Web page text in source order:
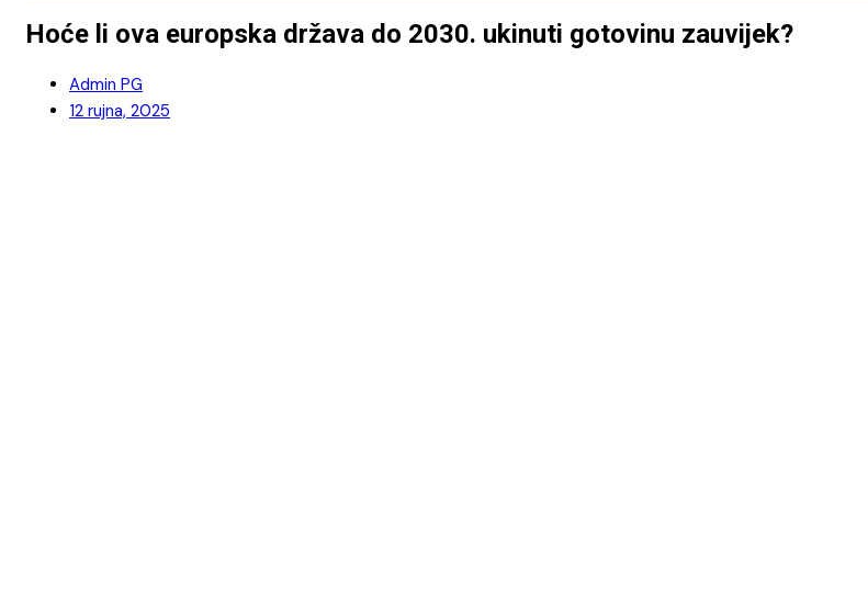
Hoće li ova europska država do 2030. ukinuti gotovinu zauvijek?
Admin PG
12 rujna, 2025